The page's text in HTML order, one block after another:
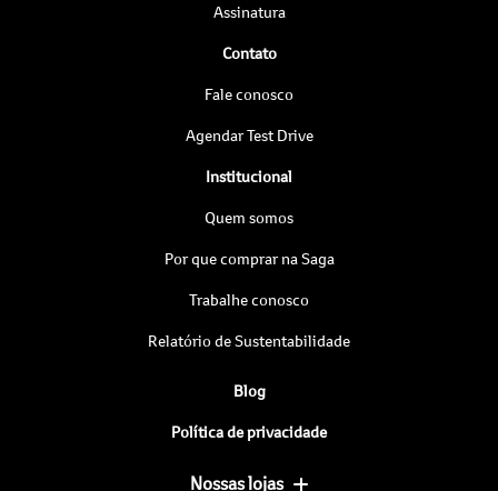
Assinatura
Contato
Fale conosco
Agendar Test Drive
Institucional
Quem somos
Por que comprar na Saga
Trabalhe conosco
Relatório de Sustentabilidade
Blog
Política de privacidade
Nossas lojas